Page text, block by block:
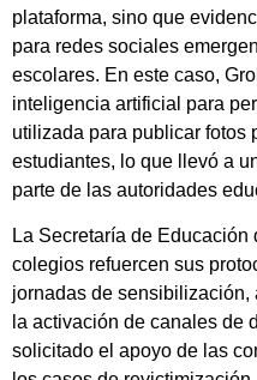
plataforma, sino que
para redes sociales
escolares. En este caso,
inteligencia artificial para
utilizada para publicar fotos
estudiantes, lo que llevó a
parte de las autoridades
La Secretaría de
colegios refuercen sus
jornadas de
la activación de canales de
solicitado el apoyo de las